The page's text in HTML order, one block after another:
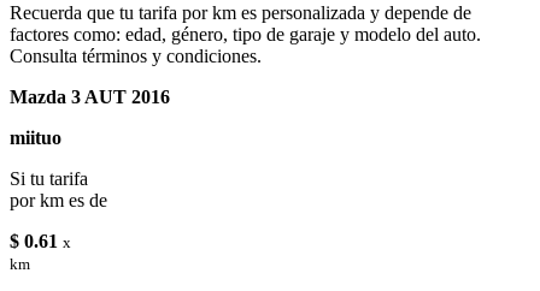
Recuerda que tu tarifa por km es personalizada y depende de
factores como: edad, género, tipo de garaje y modelo del auto.
Consulta términos y condiciones.
Mazda 3 AUT 2016
miituo
Si tu tarifa
por km es de
$ 0.61 x
km